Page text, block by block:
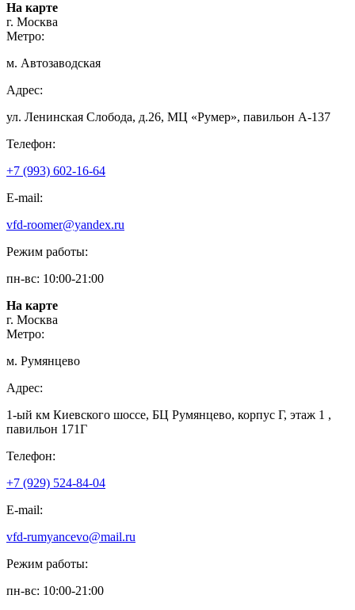
На карте
г. Москва
Метро:
м. Автозаводская
Адрес:
ул. Ленинская Слобода, д.26, МЦ «Румер», павильон А-137
Телефон:
+7 (993) 602-16-64
E-mail:
vfd-roomer@yandex.ru
Режим работы:
пн-вс: 10:00-21:00
На карте
г. Москва
Метро:
м. Румянцево
Адрес:
1-ый км Киевского шоссе, БЦ Румянцево, корпус Г, этаж 1 ,
павильон 171Г
Телефон:
+7 (929) 524-84-04
E-mail:
vfd-rumyancevo@mail.ru
Режим работы:
пн-вс: 10:00-21:00